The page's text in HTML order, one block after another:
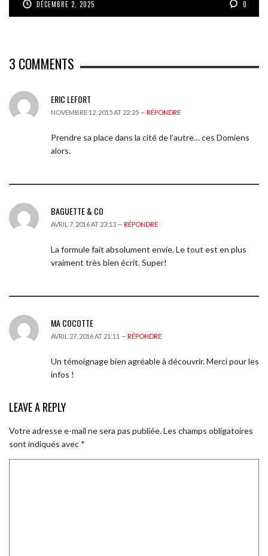
DÉCEMBRE 2, 2025 0
3 COMMENTS
ERIC LEFORT
NOVEMBRE 12, 2015 AT 22:25 — RÉPONDRE
Prendre sa place dans la cité de l’autre… ces Domiens
alors.
BAGUETTE & CO
AVRIL 7, 2016 AT 23:13 — RÉPONDRE
La formule fait absolument envie. Le tout est en plus
vraiment très bien écrit. Super!
MA COCOTTE
AVRIL 27, 2016 AT 21:11 — RÉPONDRE
Un témoignage bien agréable à découvrir. Merci pour les
infos !
LEAVE A REPLY
Votre adresse e-mail ne sera pas publiée.Les champs obligatoires
sont indiqués avec *